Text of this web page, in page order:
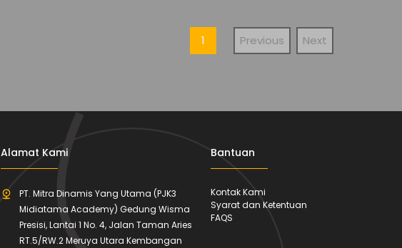
Previous Next
1
Alamat Kami
PT. Mitra Dinamis Yang Utama (PJK3
Midiatama Academy) Gedung Wisma
Presisi, Lantai 1 No. 4, Jalan Taman Aries
RT.5/RW.2 Meruya Utara Kembangan
Bantuan
Kontak Kami
Syarat dan Ketentuan
FAQS